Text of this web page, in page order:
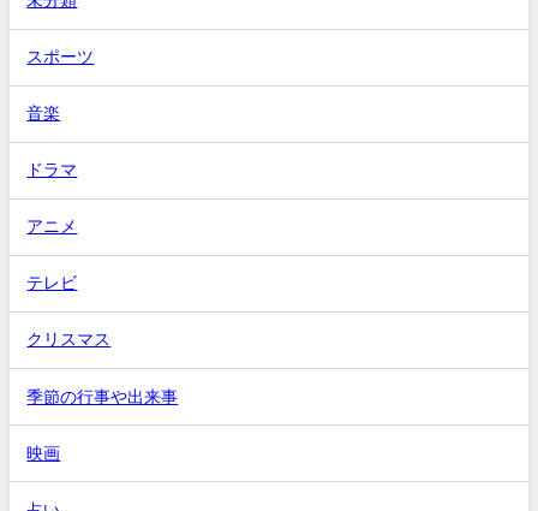
スポーツ
音楽
ドラマ
アニメ
テレビ
クリスマス
季節の行事や出来事
映画